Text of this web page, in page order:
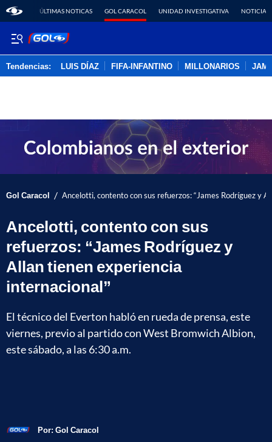
ÚLTIMAS NOTICAS GOL CARACOL UNIDAD INVESTIGATIVA NOTICIAS
Tendencias: LUIS DÍAZ FIFA-INFANTINO MILLONARIOS
Gol Caracol / Ancelotti, contento con sus refuerzos: “James Rodríguez y
Ancelotti, contento con sus
refuerzos: “James Rodríguez y
Allan tienen experiencia
internacional”
El técnico del Everton habló en rueda de prensa, este
viernes, previo al partido con West Bromwich Albion,
este sábado, a las 6:30 a.m.
Por: Gol Caracol